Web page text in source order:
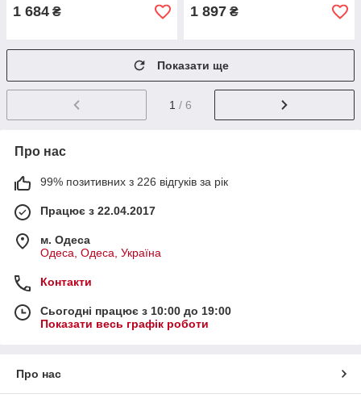
1 684 ₴ 1 897 ₴
Показати ще
1 / 6
Про нас
99% позитивних з 226 відгуків за рік
Працює з 22.04.2017
м. Одеса
Одеса, Одеса, Україна
Контакти
Сьогодні працює з 10:00 до 19:00
Показати весь графік роботи
Про нас